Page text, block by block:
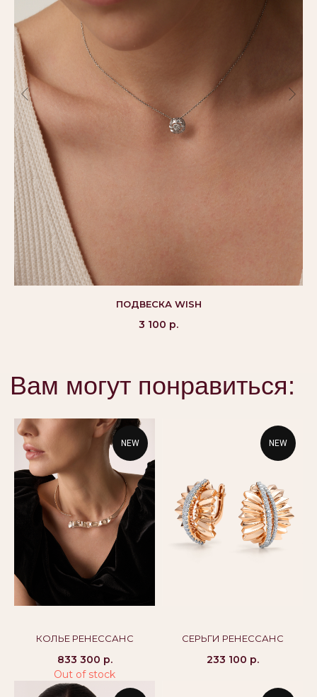
ПОДВЕСКА WISH
3 100 р.
NEW
КОЛЬЕ РЕНЕССАНС
833 300 р.
Out of stock
NEW
СЕРЬГИ РЕНЕССАНС
233 100 р.
alikor@alikor.com
КОНТАКТЫ
8 800 444 10 79
Гарантия
Проверка подлинности
Вопросы и ответы
Браслеты
Колье
Подвески
Кольца
©Alikor, Все права защищены, 1999-2026 ООО
Публичная оферта
Политика конфиденциальности